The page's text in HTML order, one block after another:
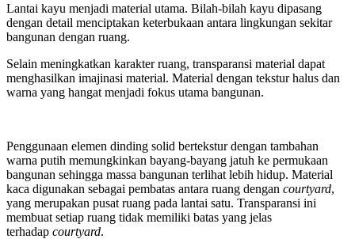
Lantai kayu menjadi material utama. Bilah-bilah kayu dipasang
dengan detail menciptakan keterbukaan antara lingkungan sekitar
bangunan dengan ruang.
Selain meningkatkan karakter ruang, transparansi material dapat
menghasilkan imajinasi material. Material dengan tekstur halus dan
warna yang hangat menjadi fokus utama bangunan.
Penggunaan elemen dinding solid bertekstur dengan tambahan
warna putih memungkinkan bayang-bayang jatuh ke permukaan
bangunan sehingga massa bangunan terlihat lebih hidup. Material
kaca digunakan sebagai pembatas antara ruang dengan courtyard,
yang merupakan pusat ruang pada lantai satu. Transparansi ini
membuat setiap ruang tidak memiliki batas yang jelas
terhadap courtyard.